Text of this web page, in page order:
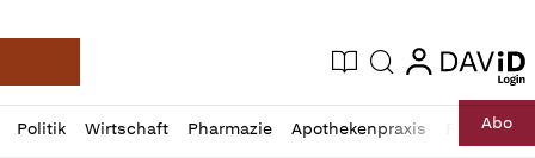
Deutsche Apotheker Zeitung
Aktuelle Ausgabe
Suche login
login
Politik Wirtschaft Pharmazie Apothekenpraxis RechtAbo
Profil
öffnen
Daz
Pur